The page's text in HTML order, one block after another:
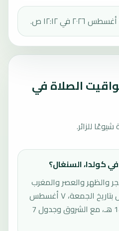
الصلاة في
للزائر.
كولدا، السنغال؟
والظهر والعصر والمغرب
والعشاء في كولدا، السنغال بتاريخ الجمعة، ٧ أغسطس
٢٠٢٦ الموافق 24 صفر 1448 هـ، مع الشروق وجدول 7